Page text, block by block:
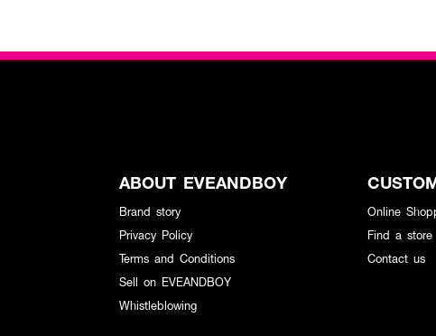
ABOUT EVEANDBOY
Brand story
Privacy Policy
Terms and Conditions
Sell on EVEANDBOY
Whistleblowing
Online
Find a store
Contact us